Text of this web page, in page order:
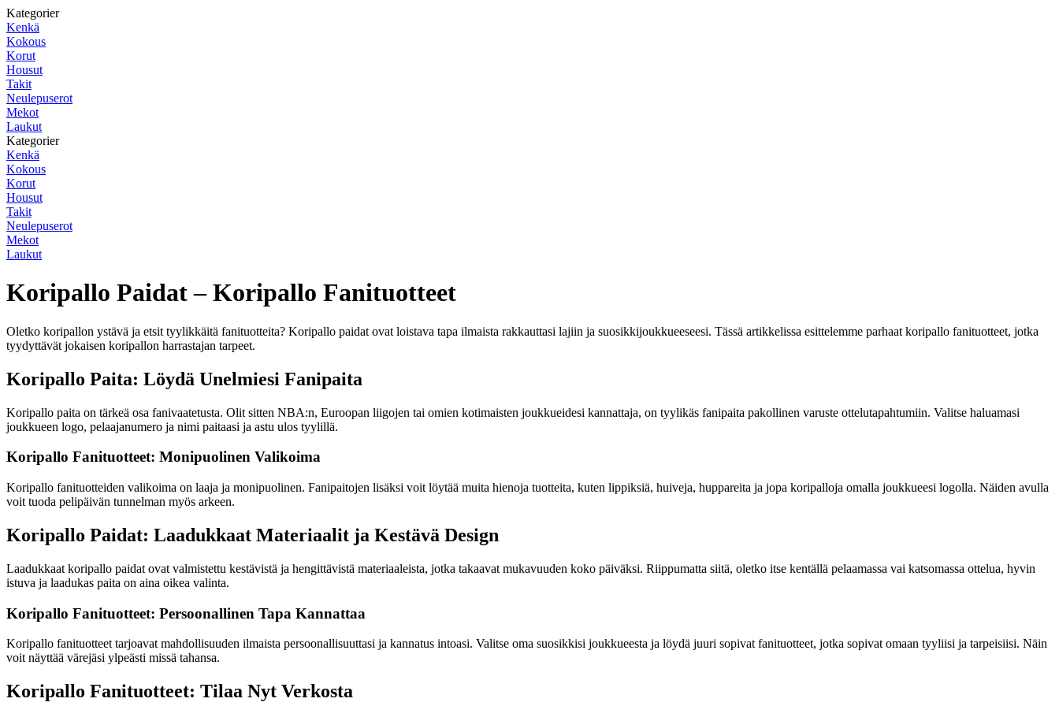
Kategorier
Kenkä
Kokous
Korut
Housut
Takit
Neulepuserot
Mekot
Laukut
Kategorier
Kenkä
Kokous
Korut
Housut
Takit
Neulepuserot
Mekot
Laukut
Koripallo Paidat – Koripallo Fanituotteet
Oletko koripallon ystävä ja etsit tyylikkäitä fanituotteita? Koripallo paidat ovat loistava tapa ilmaista rakkauttasi lajiin ja suosikkijoukkueeseesi. Tässä artikkelissa esittelemme parhaat koripallo fanituotteet, jotka
tyydyttävät jokaisen koripallon harrastajan tarpeet.
Koripallo Paita: Löydä Unelmiesi Fanipaita
Koripallo paita on tärkeä osa fanivaatetusta. Olit sitten NBA:n, Euroopan liigojen tai omien kotimaisten joukkueidesi kannattaja, on tyylikäs fanipaita pakollinen varuste ottelutapahtumiin. Valitse haluamasi
joukkueen logo, pelaajanumero ja nimi paitaasi ja astu ulos tyylillä.
Koripallo Fanituotteet: Monipuolinen Valikoima
Koripallo fanituotteiden valikoima on laaja ja monipuolinen. Fanipaitojen lisäksi voit löytää muita hienoja tuotteita, kuten lippiksiä, huiveja, huppareita ja jopa koripalloja omalla joukkueesi logolla. Näiden avulla
voit tuoda pelipäivän tunnelman myös arkeen.
Koripallo Paidat: Laadukkaat Materiaalit ja Kestävä Design
Laadukkaat koripallo paidat ovat valmistettu kestävistä ja hengittävistä materiaaleista, jotka takaavat mukavuuden koko päiväksi. Riippumatta siitä, oletko itse kentällä pelaamassa vai katsomassa ottelua, hyvin
istuva ja laadukas paita on aina oikea valinta.
Koripallo Fanituotteet: Persoonallinen Tapa Kannattaa
Koripallo fanituotteet tarjoavat mahdollisuuden ilmaista persoonallisuuttasi ja kannatus intoasi. Valitse oma suosikkisi joukkueesta ja löydä juuri sopivat fanituotteet, jotka sopivat omaan tyyliisi ja tarpeisiisi. Näin
voit näyttää värejäsi ylpeästi missä tahansa.
Koripallo Fanituotteet: Tilaa Nyt Verkosta